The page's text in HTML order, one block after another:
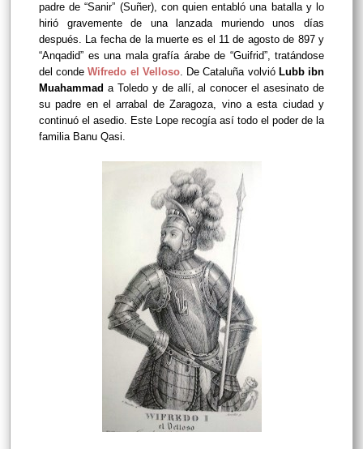
padre de “Sanir” (Suñer), con quien entabló una batalla y lo
hirió gravemente de una lanzada muriendo unos días
después. La fecha de la muerte es el 11 de agosto de 897 y
“Anqadid” es una mala grafía árabe de “Guifrid”, tratándose
del condeWifredo el Velloso. De Cataluña volvió Lubb ibn
Muahammad a Toledo y de allí, al conocer el asesinato de
su padre en el arrabal de Zaragoza, vino a esta ciudad y
continuó el asedio. Este Lope recogía así todo el poder de la
familia Banu Qasi.